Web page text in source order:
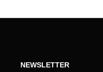
NEWSLETTER